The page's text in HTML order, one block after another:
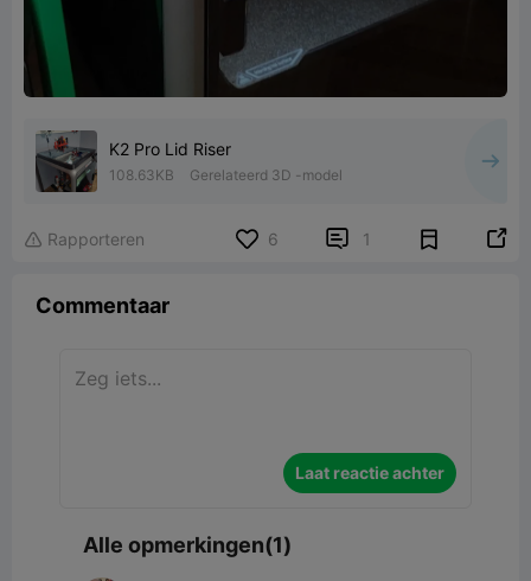
K2 Pro Lid Riser
108.63KB Gerelateerd 3D -model
 Rapporteren 6  1 
Commentaar
Laat reactie achter
Alle opmerkingen(1)